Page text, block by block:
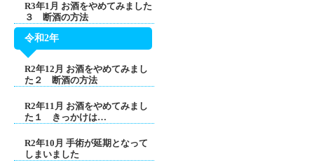
R3年1月 お酒をやめてみました
３ 断酒の方法
令和2年
R2年12月 お酒をやめてみまし
た２ 断酒の方法
R2年11月 お酒をやめてみまし
た１ きっかけは…
R2年10月 手術が延期となって
しまいました